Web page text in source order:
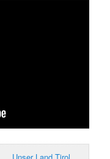
Unser Land Tirol